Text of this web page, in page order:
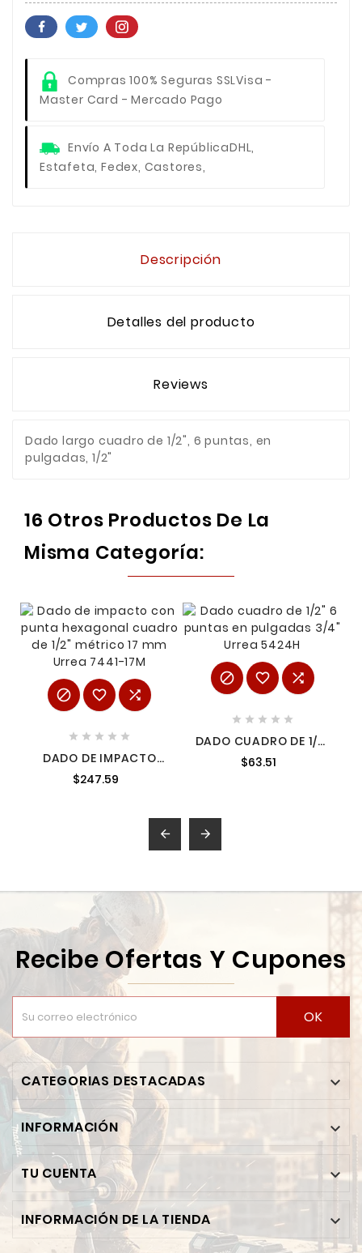
Compras 100% Seguras SSLVisa -
Master Card - Mercado Pago
Envío A Toda La RepúblicaDHL,
Estafeta, Fedex, Castores,
Descripción
Detalles del producto
Reviews
Dado largo cuadro de 1/2", 6 puntas, en
pulgadas, 1/2"
16 Otros Productos De La
Misma Categoría:
  
    
DADO DE IMPACTO
CON PUNTA
HEXAGONAL CUADRO
$247.59
  
    
DADO CUADRO DE 1/2"
6 PUNTAS EN
PULGADAS 3/4"
$63.51
 
Recibe Ofertas Y Cupones
OK
CATEGORIAS DESTACADAS 
INFORMACIÓN 
TU CUENTA 
INFORMACIÓN DE LA TIENDA 